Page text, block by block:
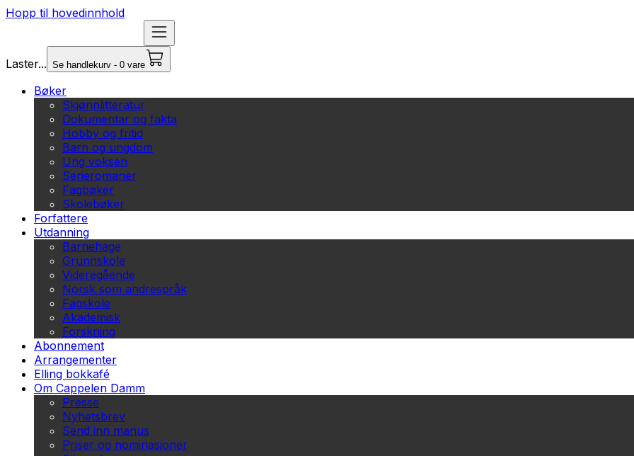
Hopp til hovedinnhold
Laster... Se handlekurv - 0 vare
Bøker
Skjønnlitteratur
Dokumentar og fakta
Hobby og fritid
Barn og ungdom
Ung voksen
Serieromaner
Fagbøker
Skolebøker
Forfattere
Utdanning
Barnehage
Grunnskole
Videregående
Norsk som andrespråk
Fagskole
Akademisk
Forskning
Abonnement
Arrangementer
Elling bokkafé
Om Cappelen Damm
Presse
Nyhetsbrev
Send inn manus
Priser og nominasjoner